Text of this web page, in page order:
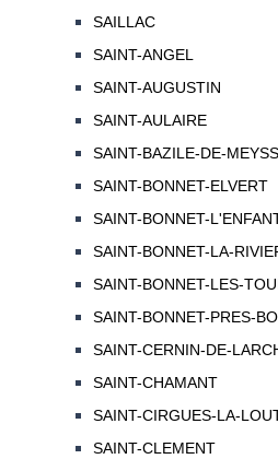
SAILLAC
SAINT-ANGEL
SAINT-AUGUSTIN
SAINT-AULAIRE
SAINT-BAZILE-DE-
SAINT-BONNET-ELVERT
SAINT-BONNET-
SAINT-BONNET-LA-
SAINT-BONNET-LES-
SAINT-BONNET-PRES-
SAINT-CERNIN-DE-
SAINT-CHAMANT
SAINT-CIRGUES-LA-
SAINT-CLEMENT